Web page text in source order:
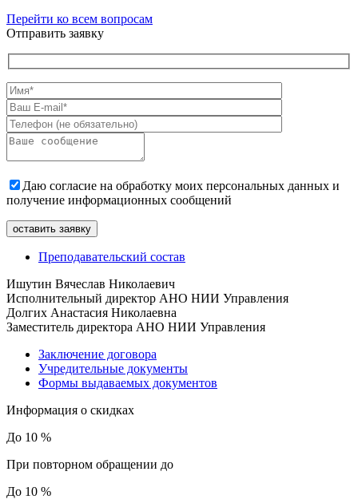
Перейти ко всем вопросам
Отправить заявку
Даю согласие на обработку моих персональных данных и
получение информационных сообщений
Преподавательский состав
Ишутин Вячеслав Николаевич
Исполнительный директор АНО НИИ Управления
Долгих Анастасия Николаевна
Заместитель директора АНО НИИ Управления
Заключение договора
Учредительные документы
Формы выдаваемых документов
Информация о скидках
До 10 %
При повторном обращении до
До 10 %